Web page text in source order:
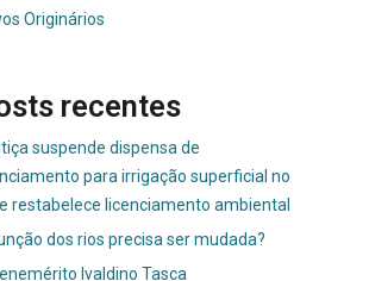
Originários
recentes
suspende dispensa de
para irrigação superficial no
e restabelece licenciamento ambiental
dos rios precisa ser mudada?
Ivaldino Tasca